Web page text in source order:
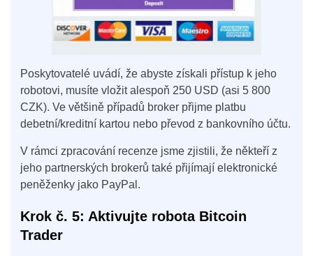
Poskytovatelé uvádí, že abyste získali přístup k jeho
robotovi, musíte vložit alespoň 250 USD (asi 5 800
CZK). Ve většině případů broker přijme platbu
debetní/kreditní kartou nebo převod z bankovního účtu.
V rámci zpracování recenze jsme zjistili, že někteří z
jeho partnerských brokerů také přijímají elektronické
peněženky jako PayPal.
Krok č. 5: Aktivujte robota Bitcoin
Trader